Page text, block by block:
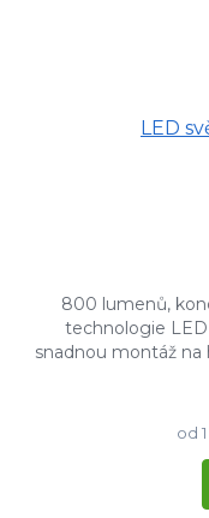
LED
800 lumenů,
technologie
snadnou montáž na
od